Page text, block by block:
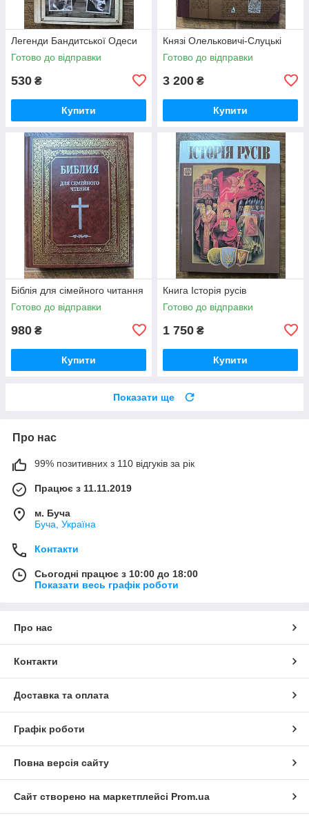
Легенди Бандитської Одеси
Готово до відправки
530 ₴
Купити
Князі Олельковичі-Слуцькі
Готово до відправки
3 200 ₴
Купити
Біблія для сімейного читання
Готово до відправки
980 ₴
Купити
Книга Історія русiв
Готово до відправки
1 750 ₴
Купити
Показати ще
Про нас
99% позитивних з 110 відгуків за рік
Працює з 11.11.2019
м. Буча
Буча, Україна
Контакти
Сьогодні працює з 10:00 до 18:00
Показати весь графік роботи
Про нас
Контакти
Доставка та оплата
Графік роботи
Повна версія сайту
Сайт створено на маркетплейсі Prom.ua